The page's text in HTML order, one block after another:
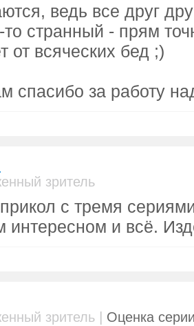
ведь все друг
то странный - прям
от всяческих бед ;)
спасибо за работу
зритель
с тремя
интересном и всё.
зритель | Оценка